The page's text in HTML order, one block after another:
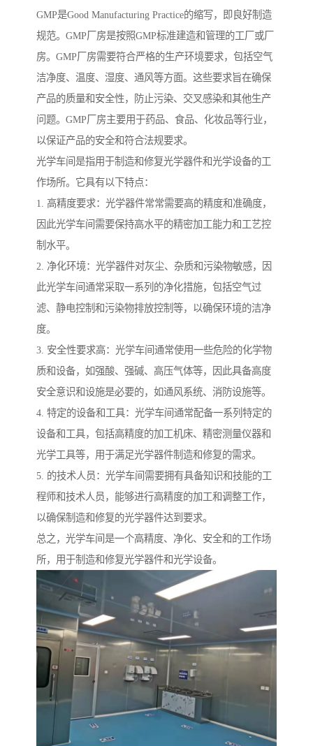
GMP是Good Manufacturing Practice的缩写，即良好制造
规范。GMP厂房是按照GMP标准建造和管理的工厂或厂
房。GMP厂房需要符合严格的生产环境要求，包括空气
洁净度、温度、湿度、通风等方面。这些要求旨在确保
产品的质量和安全性，防止污染、交叉感染和其他生产
问题。GMP厂房主要用于药品、食品、化妆品等行业，
以保证产品的安全和符合法规要求。
光学车间是指用于制造和修复光学器件和光学设备的工
作场所。它具有以下特点：
1. 高精度要求：光学器件常常需要高的精度和准确度，
因此光学车间需要保持高水平的精密加工能力和工艺控
制水平。
2. 净化环境：光学器件对灰尘、杂质和污染物敏感，因
此光学车间通常采取一系列的净化措施，包括空气过
滤、静电控制和污染物排放控制等，以确保环境的洁净
度。
3. 安全性要求高：光学车间通常使用一些危险的化学物
质和设备，如强酸、强碱、高压气体等，因此具备高度
安全意识和设施是必要的，如通风系统、消防设施等。
4. 特定的设备和工具：光学车间通常配备一系列特定的
设备和工具，包括高精度的加工机床、精密测量仪器和
光学工具等，用于满足光学器件制造和修复的需求。
5. 的技术人员：光学车间需要拥有具备知识和技能的工
程师和技术人员，能够进行高精度的加工和调整工作，
以确保制造和修复的光学器件达到要求。
总之，光学车间是一个高精度、净化、安全和的工作场
所，用于制造和修复光学器件和光学设备。